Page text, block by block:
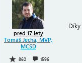
před 17 lety
Tomáš Jecha, MVP,
MCSD
860 1596